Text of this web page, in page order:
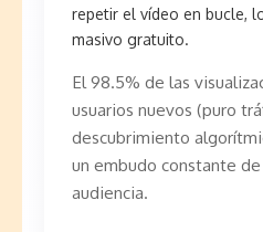
repetir el vídeo en bucle,
masivo gratuito.
El 98.5% de las
usuarios nuevos (puro
descubrimiento
un embudo constante
audiencia.